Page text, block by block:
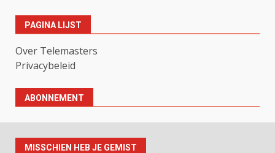
PAGINA LIJST
Over Telemasters
Privacybeleid
ABONNEMENT
MISSCHIEN HEB JE GEMIST